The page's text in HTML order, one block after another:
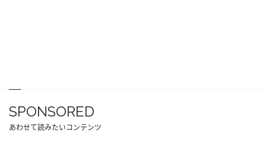
SPONSORED
あわせて読みたいコンテンツ